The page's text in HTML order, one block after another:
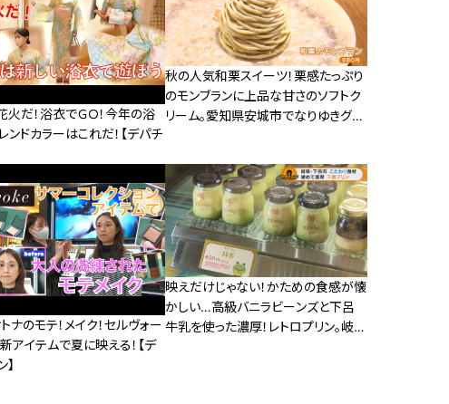
火だ！浴衣でＧＯ！今年の浴
ンドカラーはこれだ！【デパチ
秋の人気和栗スイーツ！栗感たっぷり
のモンブランに上品な甘さのソフトク
リーム。愛知県安城市でなりゆきグル
ナのモテ！メイク！セルヴォー
アイテムで夏に映える！【デ
映えだけじゃない！かための食感が懐
かしい…高級バニラビーンズと下呂
牛乳を使った濃厚！レトロプリン。岐阜